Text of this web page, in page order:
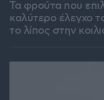
Τα φρούτα που
καλύτερο έλεγχο
το λίπος στην